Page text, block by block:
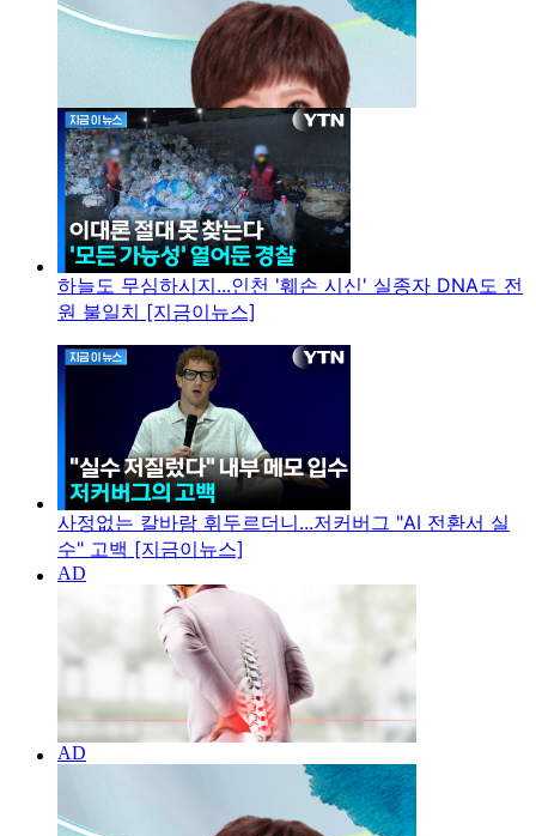
하늘도 무심하시지...인천 '훼손 시신' 실종자 DNA도 전
원 불일치 [지금이뉴스]
사정없는 칼바람 휘두르더니...저커버그 "AI 전환서 실
수" 고백 [지금이뉴스]